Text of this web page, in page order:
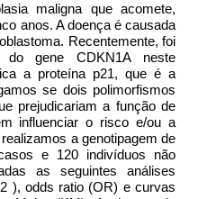
maligna que acomete,
anos. A doença é causada
Recentemente, foi
do gene CDKN1A neste
a proteína p21, que é a
se dois polimorfismos
prejudicariam a função de
influenciar o risco e/ou a
a genotipagem de
e 120 indivíduos não
as seguintes análises
), odds ratio (OR) e curvas